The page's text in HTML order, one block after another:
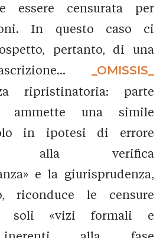
essere censurata per
In questo caso ci
pertanto, di una
_OMISSIS_
ripristinatoria: parte
ammette una simile
in ipotesi di errore
alla verifica
e la giurisprudenza,
riconduce le censure
soli «vizi formali e